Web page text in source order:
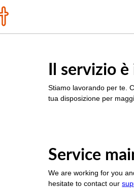
Il servizio
Stiamo lavorando per te.
tua disposizione per
Service
We are working for you
hesitate to contact our